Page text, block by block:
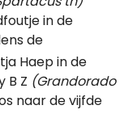
in de
de
Haep in de
B Z (Grandorado
naar de vijfde